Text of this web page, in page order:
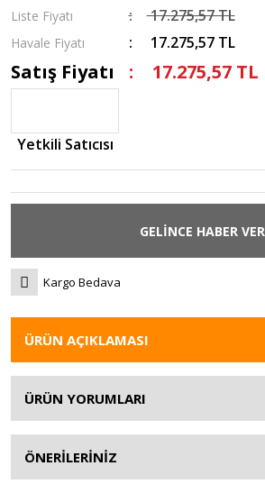
Liste Fiyatı 17.275,57 TL
Havale Fiyatı 17.275,57 TL
Satış Fiyatı 17.275,57 TL
Yetkili Satıcısı
GELİNCE HABER VER
Kargo Bedava
ÜRÜN AÇIKLAMASI
ÜRÜN YORUMLARI
ÖNERİLERİNİZ